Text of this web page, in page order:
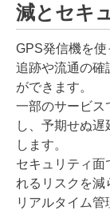
減とセキ
GPS発信機を
追跡や流通の確
ができます。
一部のサービス
し、予期せぬ
します。
セキュリティ面
れるリスクを減
リアルタイム管